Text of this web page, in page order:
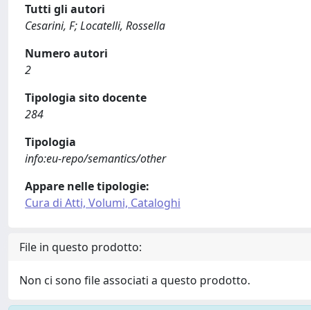
Tutti gli autori
Cesarini, F; Locatelli, Rossella
Numero autori
2
Tipologia sito docente
284
Tipologia
info:eu-repo/semantics/other
Appare nelle tipologie:
Cura di Atti, Volumi, Cataloghi
File in questo prodotto:
Non ci sono file associati a questo prodotto.